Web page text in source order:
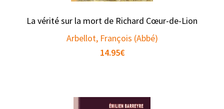
La vérité sur la mort de Richard Cœur-de-Lion
Arbellot, François (Abbé)
14.95€